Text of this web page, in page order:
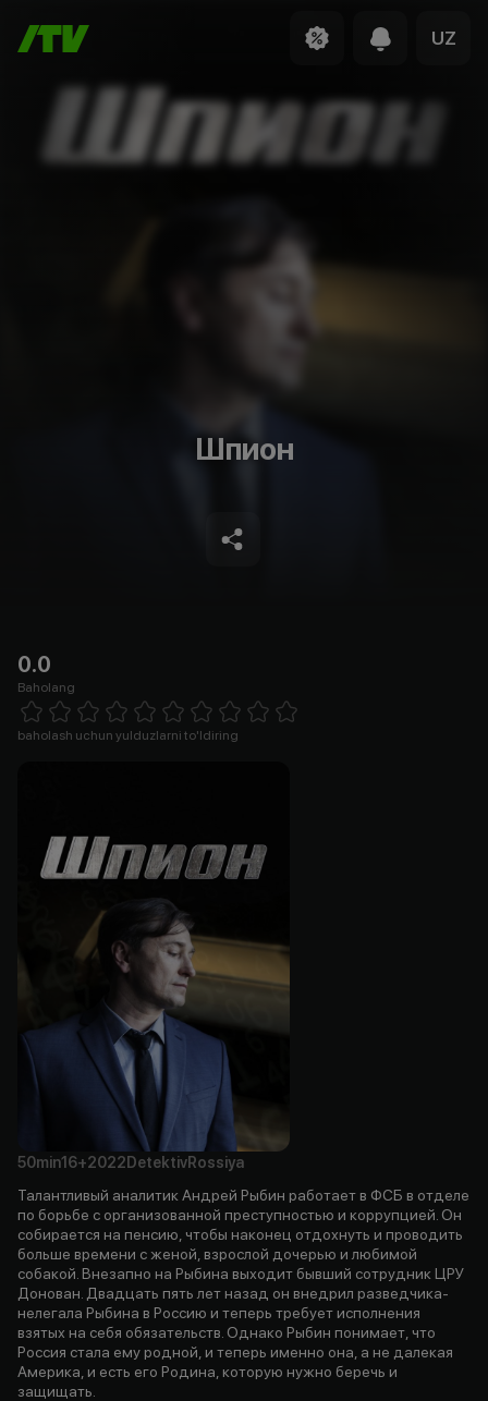
UZ
Шпион
0.0
Baholang
1 Star 2 Stars 3 Stars 4 Stars5 Stars 6 Stars7 Stars8 Stars
baholash uchun yulduzlarni to'ldiring
50min16+2022 DetektivRossiya
Талантливый аналитик Андрей Рыбин работает в ФСБ в отделе
по борьбе с организованной преступностью и коррупцией. Он
собирается на пенсию, чтобы наконец отдохнуть и проводить
больше времени с женой, взрослой дочерью и любимой
собакой. Внезапно на Рыбина выходит бывший сотрудник ЦРУ
Донован. Двадцать пять лет назад он внедрил разведчика-
нелегала Рыбина в Россию и теперь требует исполнения
взятых на себя обязательств. Однако Рыбин понимает, что
Россия стала ему родной, и теперь именно она, а не далекая
Америка, и есть его Родина, которую нужно беречь и
защищать.